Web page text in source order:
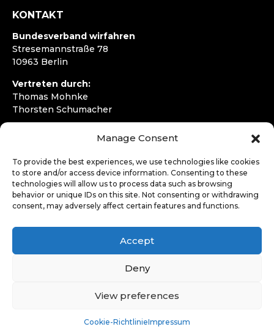
Manage Consent
To provide the best experiences, we use technologies like cookies
to store and/or access device information. Consenting to these
technologies will allow us to process data such as browsing
behavior or unique IDs on this site. Not consenting or withdrawing
consent, may adversely affect certain features and functions.
Accept
Deny
View preferences
Cookie-RichtlinieImpressum
KONTAKT
Bundesverband wirfahren
Stresemannstraße 78
10963 Berlin
Vertreten durch:
Thomas Mohnke
Thorsten Schumacher
kontakt@wirfahren.de
RECHTLICHES
Impressum
Datenschutzerklärung